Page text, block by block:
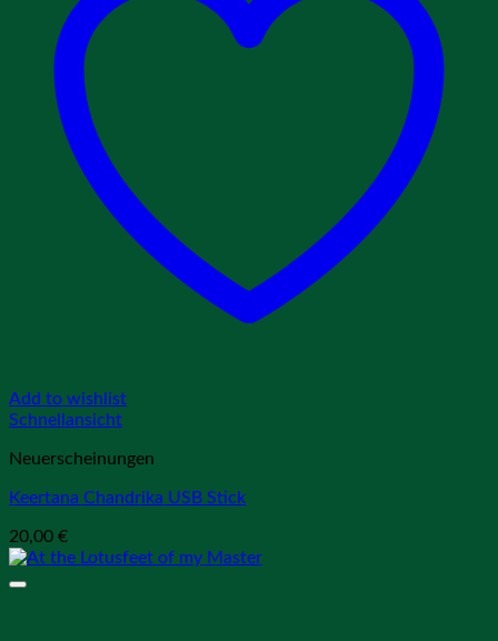
Add to wishlist
Schnellansicht
Neuerscheinungen
Keertana Chandrika USB Stick
20,00 €